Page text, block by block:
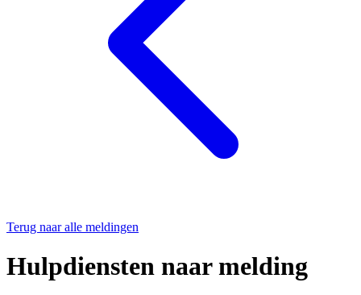
Terug naar alle meldingen
Hulpdiensten naar melding